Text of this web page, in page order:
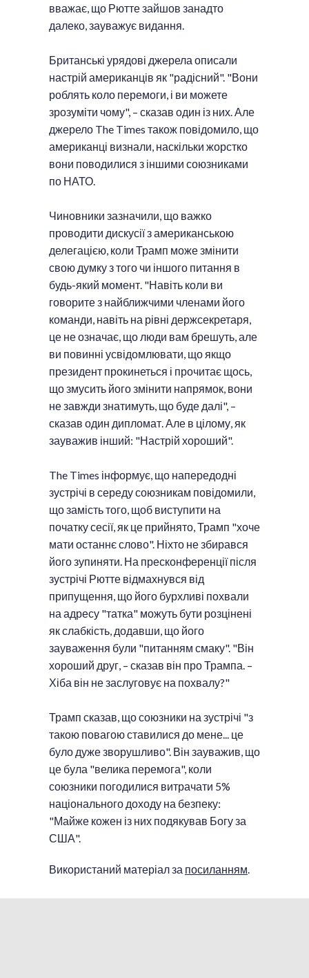
вважає, що Рютте зайшов занадто
далеко, зауважує видання.
Британські урядові джерела описали
настрій американців як "радісний". "Вони
роблять коло перемоги, і ви можете
зрозуміти чому", – сказав один із них. Але
джерело The Times також повідомило, що
американці визнали, наскільки жорстко
вони поводилися з іншими союзниками
по НАТО.
Чиновники зазначили, що важко
проводити дискусії з американською
делегацією, коли Трамп може змінити
свою думку з того чи іншого питання в
будь-який момент. "Навіть коли ви
говорите з найближчими членами його
команди, навіть на рівні держсекретаря,
це не означає, що люди вам брешуть, але
ви повинні усвідомлювати, що якщо
президент прокинеться і прочитає щось,
що змусить його змінити напрямок, вони
не завжди знатимуть, що буде далі", –
сказав один дипломат. Але в цілому, як
зауважив інший: "Настрій хороший".
The Times інформує, що напередодні
зустрічі в середу союзникам повідомили,
що замість того, щоб виступити на
початку сесії, як це прийнято, Трамп "хоче
мати останнє слово". Ніхто не збирався
його зупиняти. На пресконференції після
зустрічі Рютте відмахнувся від
припущення, що його бурхливі похвали
на адресу "татка" можуть бути розцінені
як слабкість, додавши, що його
зауваження були "питанням смаку". "Він
хороший друг, – сказав він про Трампа. –
Хіба він не заслуговує на похвалу?"
Трамп сказав, що союзники на зустрічі "з
такою повагою ставилися до мене... це
було дуже зворушливо". Він зауважив, що
це була "велика перемога", коли
союзники погодилися витрачати 5%
національного доходу на безпеку:
"Майже кожен із них подякував Богу за
США".
Використаний матеріал за посиланням.